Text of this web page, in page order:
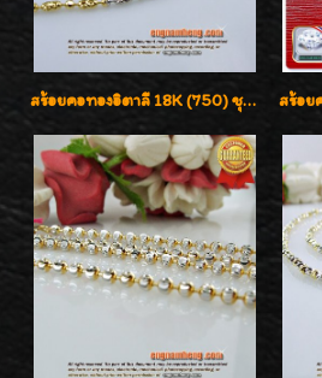
สร้อยคอทองอิตาลี 18K (750) ชุบ 3 สี แกะลายสวยรุ่นใหม่ ลายละเอียดเงาวิบวับค่ะ